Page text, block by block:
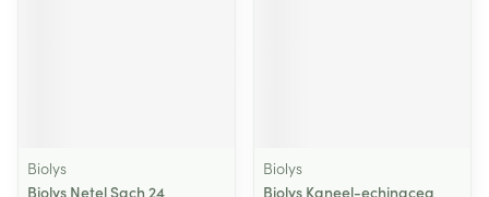
Biolys
Biolys Netel Sach 24
Biolys
Biolys Kaneel-echinacea